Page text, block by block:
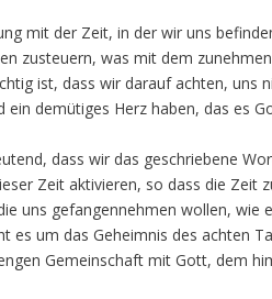
mit der Zeit, in der wir uns
zusteuern, was mit dem
ist, dass wir darauf achten, uns
ein demütiges Herz haben, das es
dass wir das geschriebene
Zeit aktivieren, so dass die Zeit
uns gefangennehmen wollen,
es um das Geheimnis des achten
Gemeinschaft mit Gott, dem